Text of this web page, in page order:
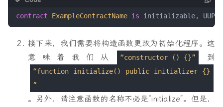
contract ExampleContractName is initializable,
接下来，我们需要将构造函数更改为初始化程序。这
意味着我们从
“constructor () {}” 到
“function initialize() public initializer {}
”
。另外，请注意函数的名称不必是“initialize”。但是，